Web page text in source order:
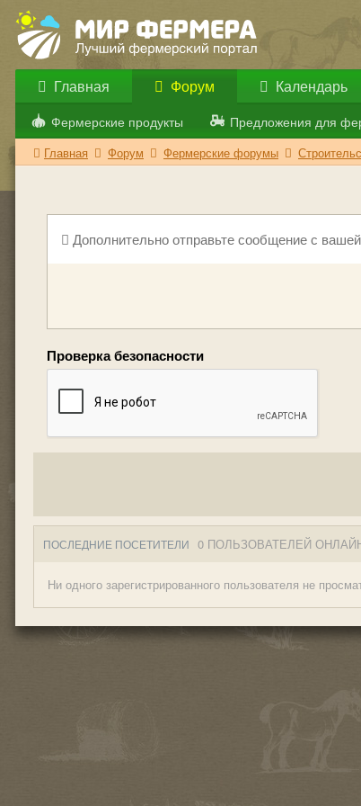
Главная Форум
Фермерские продукты Предложения для
Календарь
Главная Форум Фермерские форумы
Дополнительно отправьте сообщение с
Проверка безопасности
ПОСЛЕДНИЕ ПОСЕТИТЕЛИ 0 ПОЛЬЗОВАТЕЛЕЙ
Ни одного зарегистрированного пользователя не